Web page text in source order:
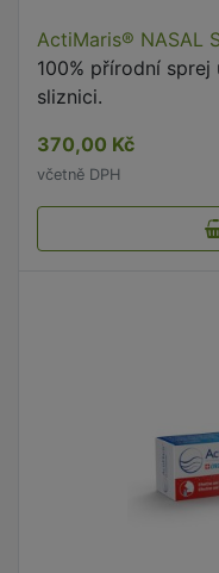
ActiMaris® NASAL
100% přírodní
sliznici.
370,00 Kč
včetně DPH